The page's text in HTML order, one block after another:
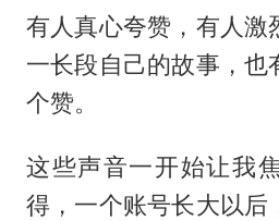
有人真心夸赞，有人激
一长段自己的故事，也
个赞。
这些声音一开始让我
得，一个账号长大以后